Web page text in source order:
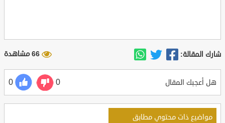
شارك المقالة: 66 مشاهدة
هل أعجبك المقال 0
0
مواضيع ذات محتوي مطابق